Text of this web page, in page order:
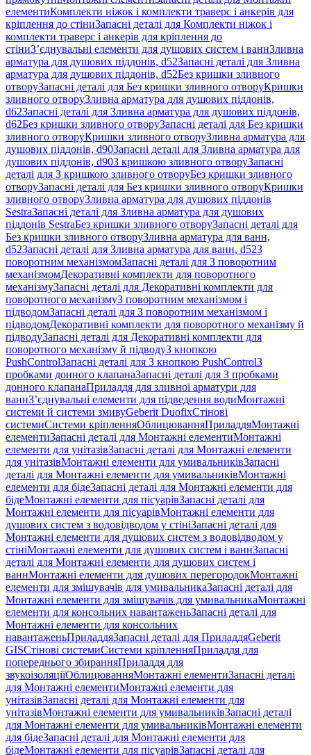
елементиКомплекти ніжок і комплекти траверс і анкерів для
кріплення до стіниЗапасні деталі для Комплекти ніжок і
комплекти траверс і анкерів для кріплення до
стіниЗ’єднувальні елементи для душових систем і ваннЗливна
арматура для душових піддонів, d52Запасні деталі для Зливна
арматура для душових піддонів, d52Без кришки зливного
отворуЗапасні деталі для Без кришки зливного отворуКришки
зливного отворуЗливна арматура для душових піддонів,
d62Запасні деталі для Зливна арматура для душових піддонів,
d62Без кришки зливного отворуЗапасні деталі для Без кришки
зливного отворуКришки зливного отворуЗливна арматура для
душових піддонів, d90Запасні деталі для Зливна арматура для
душових піддонів, d90З кришкою зливного отворуЗапасні
деталі для З кришкою зливного отворуБез кришки зливного
отворуЗапасні деталі для Без кришки зливного отворуКришки
зливного отворуЗливна арматура для душових піддонів
SestraЗапасні деталі для Зливна арматура для душових
піддонів SestraБез кришки зливного отворуЗапасні деталі для
Без кришки зливного отворуЗливна арматура для ванн,
d52Запасні деталі для Зливна арматура для ванн, d52З
поворотним механізмомЗапасні деталі для З поворотним
механізмомДекоративні комплекти для поворотного
механізмуЗапасні деталі для Декоративні комплекти для
поворотного механізмуЗ поворотним механізмом і
підводомЗапасні деталі для З поворотним механізмом і
підводомДекоративні комплекти для поворотного механізму й
підводуЗапасні деталі для Декоративні комплекти для
поворотного механізму й підводуЗ кнопкою
PushControlЗапасні деталі для З кнопкою PushControlЗ
пробками донного клапанаЗапасні деталі для З пробками
донного клапанаПриладдя для зливної арматури для
ваннЗ’єднувальні елементи для підведення водиМонтажні
системи й системи змивуGeberit DuofixСтінові
системиСистеми кріпленняОблицюванняПриладдяМонтажні
елементиЗапасні деталі для Монтажні елементиМонтажні
елементи для унітазівЗапасні деталі для Монтажні елементи
для унітазівМонтажні елементи для умивальниківЗапасні
деталі для Монтажні елементи для умивальниківМонтажні
елементи для бідеЗапасні деталі для Монтажні елементи для
бідеМонтажні елементи для пісуарівЗапасні деталі для
Монтажні елементи для пісуарівМонтажні елементи для
душових систем з водовідводом у стініЗапасні деталі для
Монтажні елементи для душових систем з водовідводом у
стініМонтажні елементи для душових систем і ваннЗапасні
деталі для Монтажні елементи для душових систем і
ваннМонтажні елементи для душових перегородокМонтажні
елементи для змішувачів для умивальникаЗапасні деталі для
Монтажні елементи для змішувачів для умивальникаМонтажні
елементи для консольних навантаженьЗапасні деталі для
Монтажні елементи для консольних
навантаженьПриладдяЗапасні деталі для ПриладдяGeberit
GISСтінові системиСистеми кріпленняПриладдя для
попереднього збиранняПриладдя для
звукоізоляціїОблицюванняМонтажні елементиЗапасні деталі
для Монтажні елементиМонтажні елементи для
унітазівЗапасні деталі для Монтажні елементи для
унітазівМонтажні елементи для умивальниківЗапасні деталі
для Монтажні елементи для умивальниківМонтажні елементи
для бідеЗапасні деталі для Монтажні елементи для
бідеМонтажні елементи для пісуарівЗапасні деталі для